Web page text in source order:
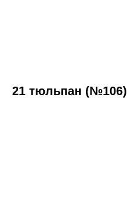
21 тюльпан (№106)